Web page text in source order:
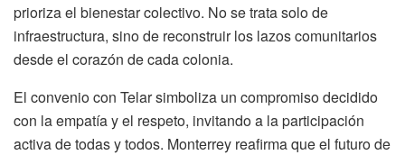
prioriza el bienestar colectivo. No se trata solo de
infraestructura, sino de reconstruir los lazos comunitarios
desde el corazón de cada colonia.
El convenio con Telar simboliza un compromiso decidido
con la empatía y el respeto, invitando a la participación
activa de todas y todos. Monterrey reafirma que el futuro de